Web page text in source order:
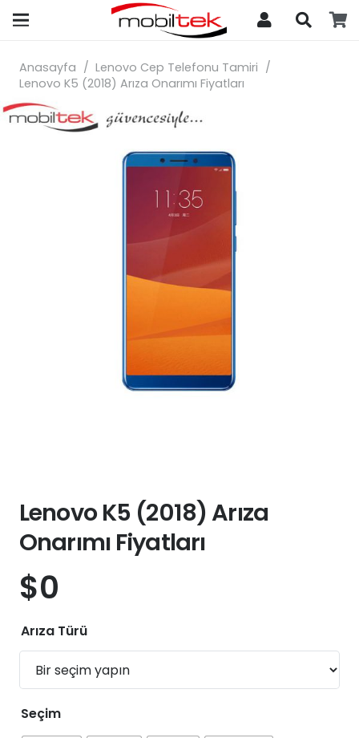
Anasayfa / Lenovo Cep Telefonu Tamiri /
Lenovo K5 (2018) Arıza Onarımı Fiyatları
Lenovo K5 (2018) Arıza
Onarımı Fiyatları
$0
Arıza Türü
Seçim